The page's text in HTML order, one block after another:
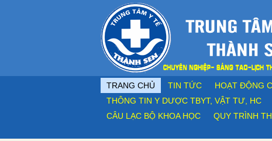
TRANG CHỦ TIN TỨC HOẠT ĐỘNG
THÔNG TIN Y DƯỢC TBYT, VẬT TƯ, HC
CÂU LẠC BỘ KHOA HỌC
QUY TRÌNH